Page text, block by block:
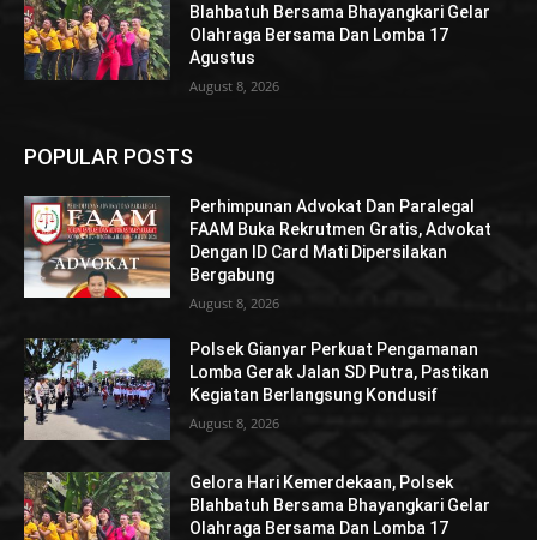
Blahbatuh Bersama Bhayangkari Gelar
Olahraga Bersama Dan Lomba 17
Agustus
August 8, 2026
POPULAR POSTS
Perhimpunan Advokat Dan Paralegal
FAAM Buka Rekrutmen Gratis, Advokat
Dengan ID Card Mati Dipersilakan
Bergabung
August 8, 2026
Polsek Gianyar Perkuat Pengamanan
Lomba Gerak Jalan SD Putra, Pastikan
Kegiatan Berlangsung Kondusif
August 8, 2026
Gelora Hari Kemerdekaan, Polsek
Blahbatuh Bersama Bhayangkari Gelar
Olahraga Bersama Dan Lomba 17